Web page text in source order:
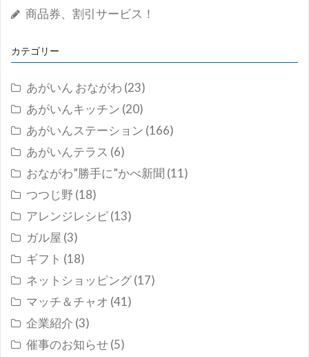
商品券、割引サービス！
カテゴリー
あがいん おながわ (23)
あがいんキッチン (20)
あがいんステーション (166)
あがいんテラス (6)
おながわ”勝手に”かべ新聞 (11)
つつじ野 (18)
アレンジレシピ(13)
ガル屋 (3)
ギフト (18)
ネットショッピング(17)
マッチ＆チャオ (41)
企業紹介 (3)
催事のお知らせ(5)